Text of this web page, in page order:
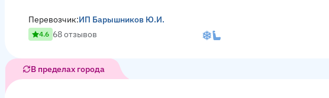
Перевозчик:ИП Барышников Ю.И.
4.6 68 отзывов
В пределах города